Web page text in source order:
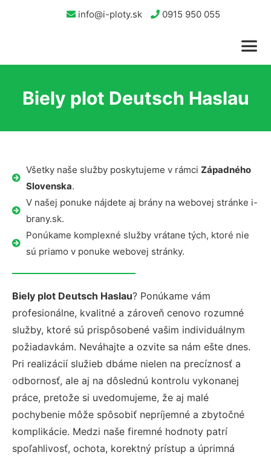
info@i-ploty.sk 0915 950 055
Biely plot Deutsch Haslau
Všetky naše služby poskytujeme v rámci Západného
Slovenska.
V našej ponuke nájdete aj brány na webovej stránke i-
brany.sk.
Ponúkame komplexné služby vrátane tých, ktoré nie
sú priamo v ponuke webovej stránky.
Biely plot Deutsch Haslau? Ponúkame vám
profesionálne, kvalitné a zároveň cenovo rozumné
služby, ktoré sú prispôsobené vašim individuálnym
požiadavkám. Neváhajte a ozvite sa nám ešte dnes.
Pri realizácií služieb dbáme nielen na precíznosť a
odbornosť, ale aj na dôslednú kontrolu vykonanej
práce, pretože si uvedomujeme, že aj malé
pochybenie môže spôsobiť nepríjemné a zbytočné
komplikácie. Medzi naše firemné hodnoty patrí
spoľahlivosť, ochota, korektný prístup a úprimná